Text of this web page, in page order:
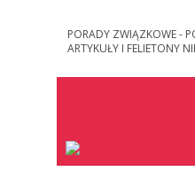
PORADY ZWIĄZKOWE -
ARTYKUŁY I FELIETONY